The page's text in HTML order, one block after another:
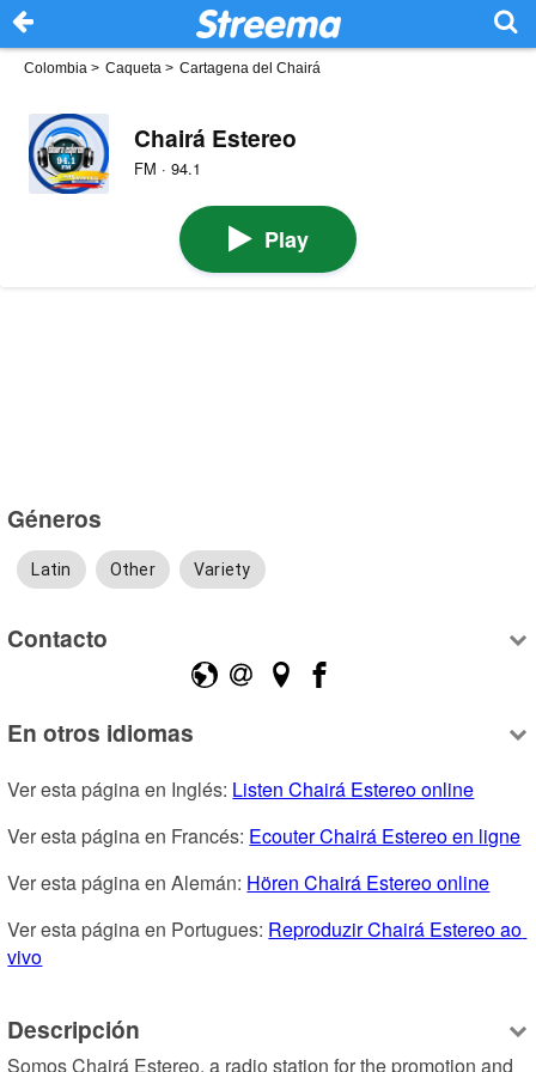
Colombia > Caqueta > Cartagena del Chairá
Chairá Estereo
FM · 94.1
Play
Géneros
Latin Other Variety
Contacto
En otros idiomas
Ver esta página en Inglés: Listen Chairá Estereo online
Ver esta página en Francés: Ecouter Chairá Estereo en ligne
Ver esta página en Alemán: Hören Chairá Estereo online
Ver esta página en Portugues: Reproduzir Chairá Estereo ao
vivo
Descripción
Somos Chairá Estereo, a radio station for the promotion and